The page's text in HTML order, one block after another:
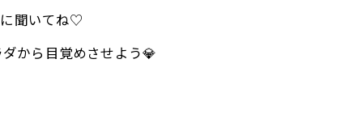
聞いてね♡
から目覚めさせよう💎